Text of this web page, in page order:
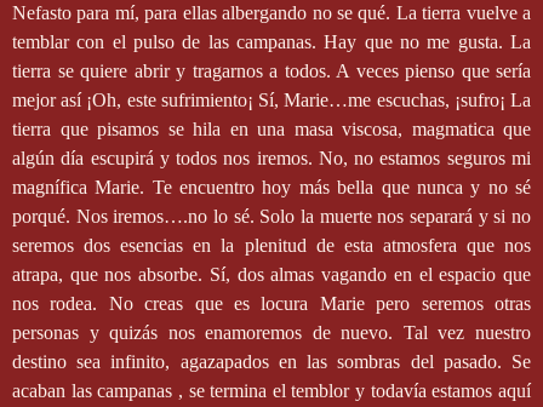
Nefasto para mí, para ellas albergando no se qué. La tierra vuelve a
temblar con el pulso de las campanas. Hay que no me gusta. La
tierra se quiere abrir y tragarnos a todos. A veces pienso que sería
mejor así ¡Oh, este sufrimiento¡ Sí, Marie…me escuchas, ¡sufro¡ La
tierra que pisamos se hila en una masa viscosa, magmatica que
algún día escupirá y todos nos iremos. No, no estamos seguros mi
magnífica Marie. Te encuentro hoy más bella que nunca y no sé
porqué. Nos iremos….no lo sé. Solo la muerte nos separará y si no
seremos dos esencias en la plenitud de esta atmosfera que nos
atrapa, que nos absorbe. Sí, dos almas vagando en el espacio que
nos rodea. No creas que es locura Marie pero seremos otras
personas y quizás nos enamoremos de nuevo. Tal vez nuestro
destino sea infinito, agazapados en las sombras del pasado. Se
acaban las campanas , se termina el temblor y todavía estamos aquí